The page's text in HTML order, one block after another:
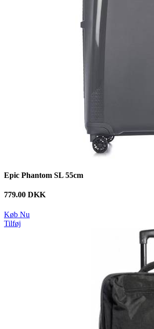
Epic Phantom SL 55cm
779.00 DKK
Køb Nu
Tilføj